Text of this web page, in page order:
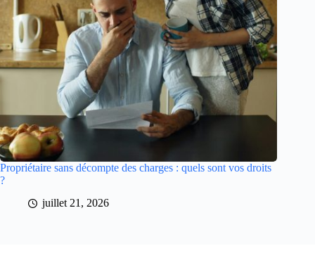
Propriétaire sans décompte des charges : quels sont vos droits
?
juillet 21, 2026